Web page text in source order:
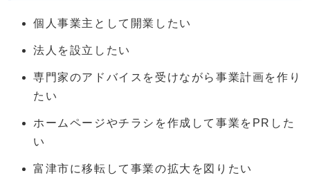
個人事業主として開業したい
法人を設立したい
専門家のアドバイスを受けながら事業計画を作り
たい
ホームページやチラシを作成して事業をPRした
い
富津市に移転して事業の拡大を図りたい